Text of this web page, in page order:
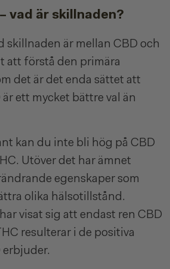
vad är skillnaden?
skillnaden är mellan CBD och
att förstå den primära
det är det enda sättet att
ett mycket bättre val än
kan du inte bli hög på CBD
Utöver det har ämnet
egenskaper som
olika hälsotillstånd.
visat sig att endast ren CBD
resulterar i de positiva